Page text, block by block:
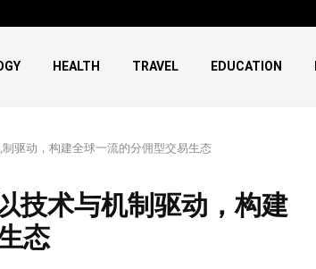
HEALTH TRAVEL EDUCATION
驱动，构建全球一流的分佣型交易生态
技术与机制驱动，构建
态